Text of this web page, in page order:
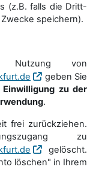
(z.B. falls die Dritt-
speichern).
Nutzung von
geben Sie
Einwilligung zu der
.
frei zurückziehen.
zu
gelöscht.
löschen" in Ihrem